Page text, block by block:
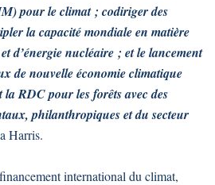
pour le climat ; codiriger des
la capacité mondiale en matière
d’énergie nucléaire ; et le lancement
de nouvelle économie climatique
RDC pour les forêts avec des
philanthropiques et du secteur
Harris.
international du climat,